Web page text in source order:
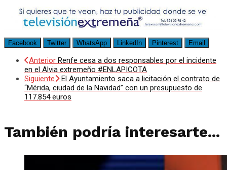
Facebook Twitter WhatsApp LinkedIn Pinterest Email
Anterior Renfe cesa a dos responsables por el incidente
en el Alvia extremeño #ENLAPICOTA
Siguiente
El Ayuntamiento saca a licitación el contrato de
“Mérida, ciudad de la Navidad” con un presupuesto de
117.854 euros
También podría interesarte...